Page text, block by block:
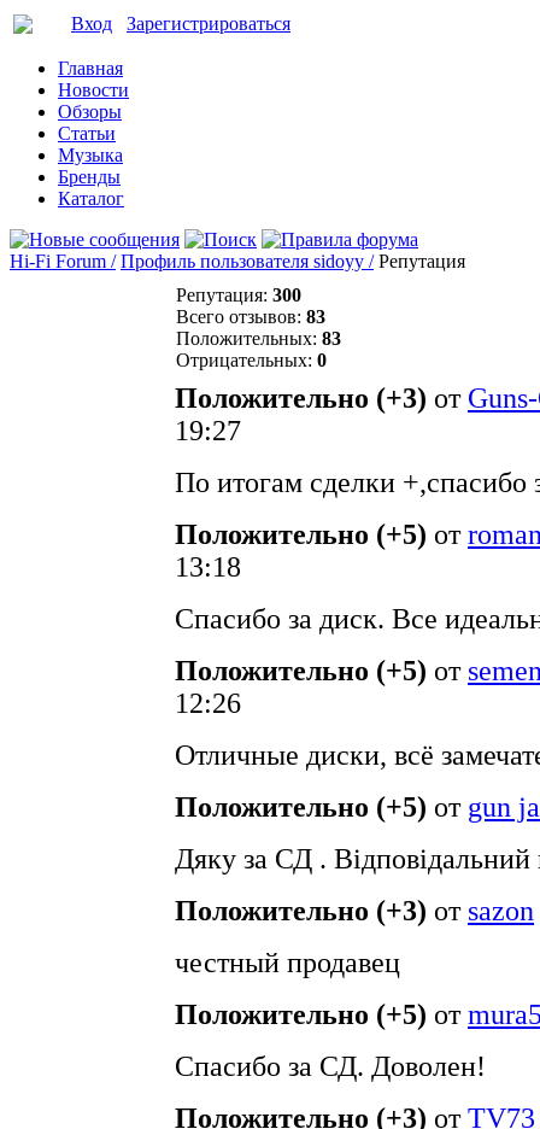
Вход Зарегистрироваться
Главная
Новости
Обзоры
Статьи
Музыка
Бренды
Каталог
Hi-Fi Forum / Профиль пользователя sidoyy / Репутация
Репутация: 300
Всего отзывов: 83
Положительных: 83
Отрицательных: 0
Положительно (+3) от
19:27
По итогам сделки +,спасибо
Положительно (+5) от
13:18
Спасибо за диск. Все
Положительно (+5) от
12:26
Отличные диски, всё
Положительно (+5) от gun
Дяку за СД .
Положительно (+3) от sazon
честный продавец
Положительно (+5) от
Спасибо за СД. Доволен!
Положительно (+3) отTV73